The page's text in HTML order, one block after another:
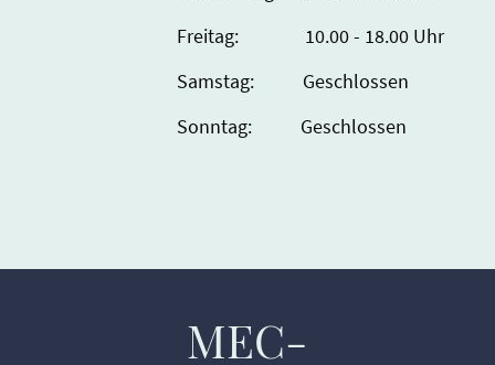
Freitag: 10.00 - 18.00 Uhr
Samstag: Geschlossen
Sonntag: Geschlossen
MEC-